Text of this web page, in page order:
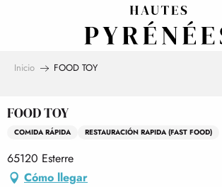
Inicio FOOD TOY
FOOD TOY
COMIDA RÁPIDA RESTAURACIÓN RAPIDA (FAST FOOD)
65120 Esterre
Cómo llegar